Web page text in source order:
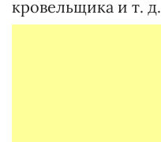
кровельщика и т. д.